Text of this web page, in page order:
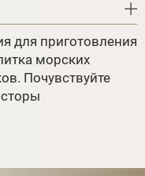
для приготовления
морских
Почувствуйте